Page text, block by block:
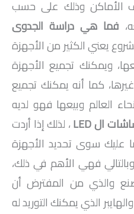
الأماكن وذلك على حسب
فما هي دراسة الجدوى
يعني الكثير من الأجهزة
ويمكنك تجميع الأجهزة
كما أنه يمكنك تجميع
العالم وبيعها فهو لديه
الLED، لذلك إذا أردت
عليك سوى تحديد الأجهزة
فهي الأهم في ذلك،
والذي من المفترض أن
الذي يمكنك التوريد له